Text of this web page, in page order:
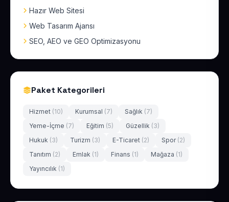
Hazır Web Sitesi
Web Tasarım Ajansı
SEO, AEO ve GEO Optimizasyonu
Paket Kategorileri
Hizmet (10) Kurumsal (7) Sağlık (7)
Yeme-İçme (7) Eğitim (5) Güzellik (3)
Hukuk (3) Turizm (3) E-Ticaret (2) Spor (2)
Tanıtım (2) Emlak (1) Finans (1) Mağaza (1)
Yayıncılık (1)